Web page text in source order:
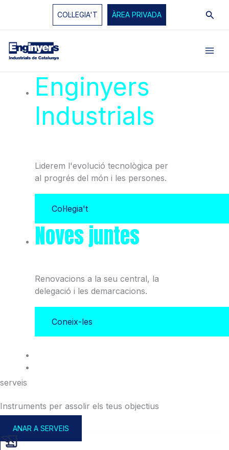
COL·LEGIA'T ÀREA PRIVADA
Enginyers
Industrials
Liderem l'evolució tecnològica per
al progrés del món i les persones.
Col·legia't
Noves juntes
Renovacions a la seu central, la
delegació i les demarcacions.
Coneix-les
serveis
Instruments per assolir els teus objectius
ANAR A SERVEIS